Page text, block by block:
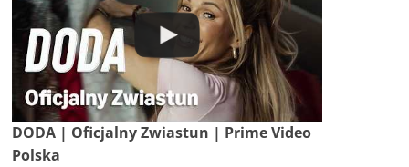
DODA | Oficjalny Zwiastun | Prime Video
Polska